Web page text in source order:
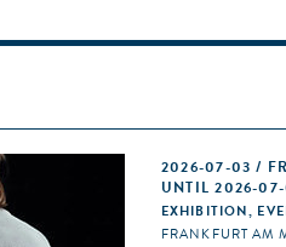
2026-07-03 /
UNTIL 2026-
EXHIBITION,
FRANKFURT AM